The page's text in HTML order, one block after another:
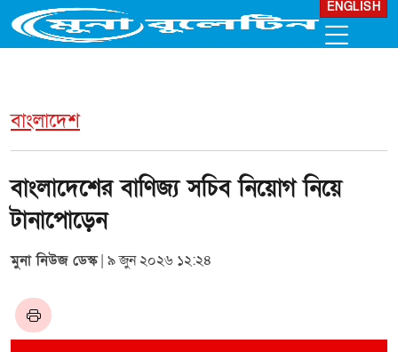
ENGLISH
বাংলাদেশ
বাংলাদেশের বাণিজ্য সচিব নিয়োগ নিয়ে
টানাপোড়েন
মুনা নিউজ ডেস্ক| ৯ জুন ২০২৬ ১২:২৪